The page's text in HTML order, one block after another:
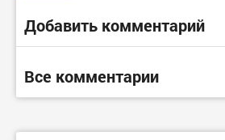
Добавить комментарий
Все комментарии